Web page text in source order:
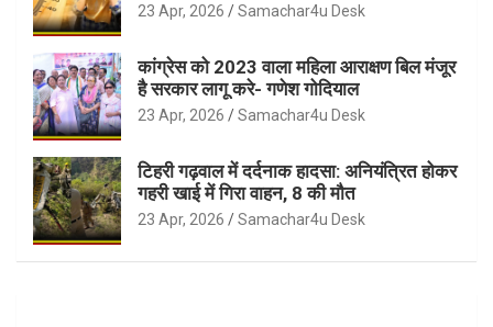
23 Apr, 2026 Samachar4u Desk
कांग्रेस को 2023 वाला महिला आराक्षण बिल मंजूर
है सरकार लागू करे- गणेश गोदियाल
23 Apr, 2026 Samachar4u Desk
टिहरी गढ़वाल में दर्दनाक हादसा: अनियंत्रित होकर
गहरी खाई में गिरा वाहन, 8 की मौत
23 Apr, 2026 Samachar4u Desk